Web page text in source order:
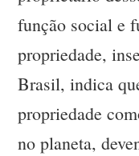
função social e
propriedade,
Brasil, indica
propriedade
no planeta,